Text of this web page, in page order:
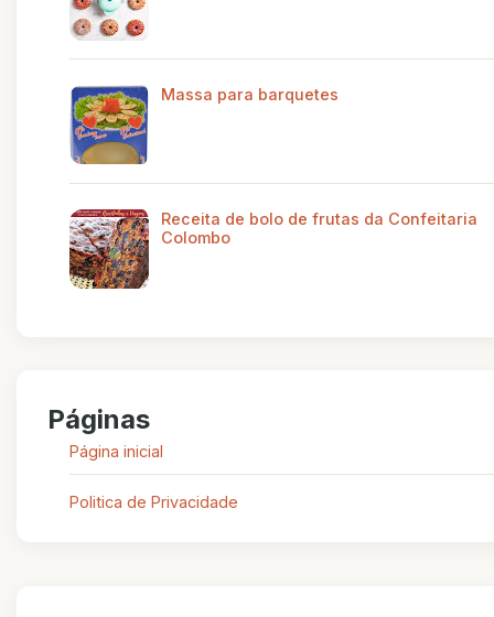
Massa para barquetes
Receita de bolo de frutas da Confeitaria
Colombo
Páginas
Página inicial
Politica de Privacidade